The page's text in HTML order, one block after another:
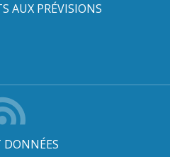
AUX PRÉVISIONS
DONNÉES